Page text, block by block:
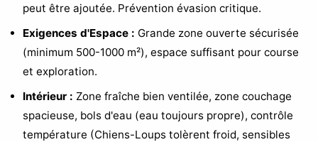
peut être ajoutée. Prévention évasion critique.
Exigences d'Espace : Grande zone ouverte sécurisée
(minimum 500-1000 m²), espace suffisant pour course
et exploration.
Intérieur : Zone fraîche bien ventilée, zone couchage
spacieuse, bols d'eau (eau toujours propre), contrôle
température (Chiens-Loups tolèrent froid, sensibles